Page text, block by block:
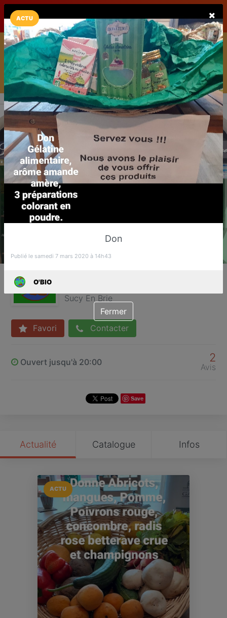
LaCarte Play Store
Installez l'App LaCarte
Téléchargez gratuitement l'app LaCarte pour suivre vos
commerces favoris et ne rien rater !
Télécharger Plus tard
Sucy En Brie
Favori Contacter
Ouvert jusqu'à 20:00 2
Avis
Save
Actualité Catalogue Infos
ACTU
ACTU
Don
Publié le samedi 7 mars 2020 à 14h43
O'BIO
Fermer